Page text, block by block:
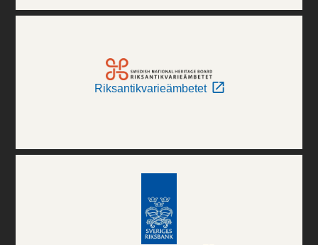
Riksantikvarieämbetet